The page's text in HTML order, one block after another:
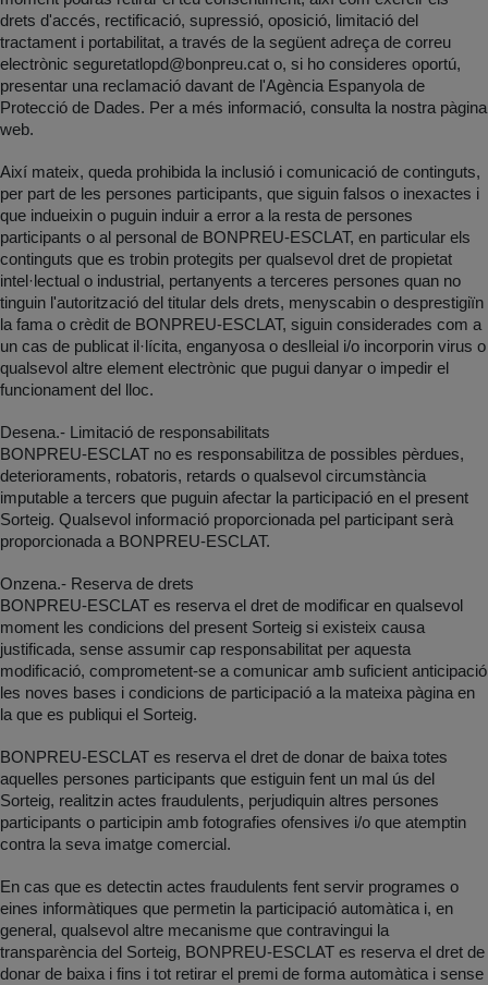
drets d'accés, rectificació, supressió, oposició, limitació del
tractament i portabilitat, a través de la següent adreça de correu
electrònic seguretatlopd@bonpreu.cat o, si ho consideres oportú,
presentar una reclamació davant de l'Agència Espanyola de
Protecció de Dades. Per a més informació, consulta la nostra pàgina
web.
Així mateix, queda prohibida la inclusió i comunicació de continguts,
per part de les persones participants, que siguin falsos o inexactes i
que indueixin o puguin induir a error a la resta de persones
participants o al personal de BONPREU-ESCLAT, en particular els
continguts que es trobin protegits per qualsevol dret de propietat
intel·lectual o industrial, pertanyents a terceres persones quan no
tinguin l'autorització del titular dels drets, menyscabin o desprestigiïn
la fama o crèdit de BONPREU-ESCLAT, siguin considerades com a
un cas de publicat il·lícita, enganyosa o deslleial i/o incorporin virus o
qualsevol altre element electrònic que pugui danyar o impedir el
funcionament del lloc.
Desena.- Limitació de responsabilitats
BONPREU-ESCLAT no es responsabilitza de possibles pèrdues,
deterioraments, robatoris, retards o qualsevol circumstància
imputable a tercers que puguin afectar la participació en el present
Sorteig. Qualsevol informació proporcionada pel participant serà
proporcionada a BONPREU-ESCLAT.
Onzena.- Reserva de drets
BONPREU-ESCLAT es reserva el dret de modificar en qualsevol
moment les condicions del present Sorteig si existeix causa
justificada, sense assumir cap responsabilitat per aquesta
modificació, comprometent-se a comunicar amb suficient anticipació
les noves bases i condicions de participació a la mateixa pàgina en
la que es publiqui el Sorteig.
BONPREU-ESCLAT es reserva el dret de donar de baixa totes
aquelles persones participants que estiguin fent un mal ús del
Sorteig, realitzin actes fraudulents, perjudiquin altres persones
participants o participin amb fotografies ofensives i/o que atemptin
contra la seva imatge comercial.
En cas que es detectin actes fraudulents fent servir programes o
eines informàtiques que permetin la participació automàtica i, en
general, qualsevol altre mecanisme que contravingui la
transparència del Sorteig, BONPREU-ESCLAT es reserva el dret de
donar de baixa i fins i tot retirar el premi de forma automàtica i sense